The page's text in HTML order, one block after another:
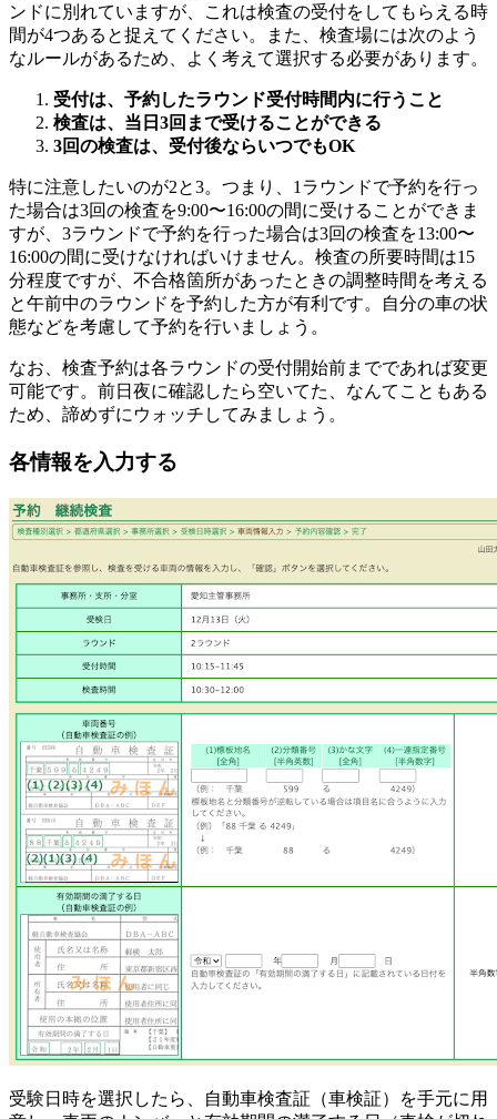
ンドに別れていますが、これは検査の受付をしてもらえる時
間が4つあると捉えてください。また、検査場には次のよう
なルールがあるため、よく考えて選択する必要があります。
受付は、予約したラウンド受付時間内に行うこと
検査は、当日3回まで受けることができる
3回の検査は、受付後ならいつでもOK
特に注意したいのが2と3。つまり、1ラウンドで予約を行っ
た場合は3回の検査を9:00〜16:00の間に受けることができま
すが、3ラウンドで予約を行った場合は3回の検査を13:00〜
16:00の間に受けなければいけません。検査の所要時間は15
分程度ですが、不合格箇所があったときの調整時間を考える
と午前中のラウンドを予約した方が有利です。自分の車の状
態などを考慮して予約を行いましょう。
なお、検査予約は各ラウンドの受付開始前までであれば変更
可能です。前日夜に確認したら空いてた、なんてこともある
ため、諦めずにウォッチしてみましょう。
各情報を入力する
受験日時を選択したら、自動車検査証（車検証）を手元に用